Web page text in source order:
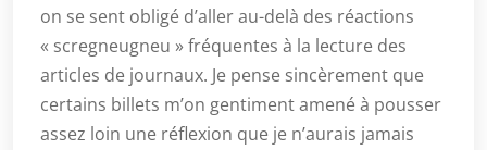
on se sent obligé d’aller au-delà des réactions
« scregneugneu » fréquentes à la lecture des
articles de journaux. Je pense sincèrement que
certains billets m’on gentiment amené à pousser
assez loin une réflexion que je n’aurais jamais